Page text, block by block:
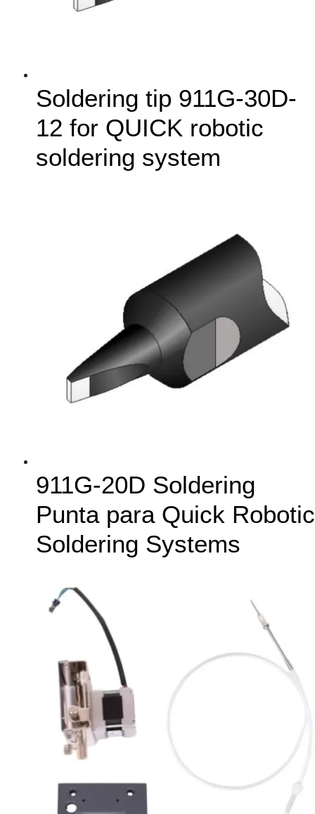
Soldering tip 911G-30D-
12 for QUICK robotic
soldering system
911G-20D Soldering
Punta para Quick Robotic
Soldering Systems